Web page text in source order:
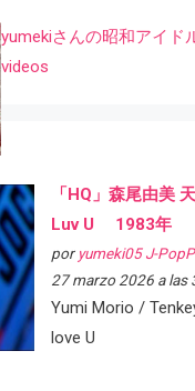
yumekiさんの昭和アイド
videos
「HQ」森尾由美
Luv U 1983年
por yumeki05 J-
27 marzo 2026 a las
Yumi Morio /
love U